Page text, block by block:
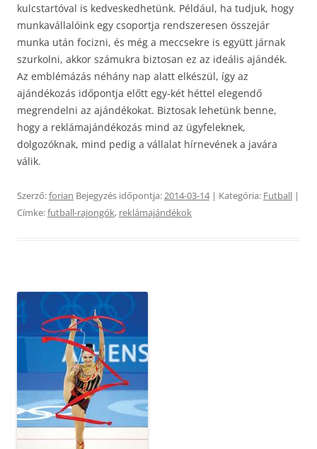
kulcstartóval is kedveskedhetünk. Például, ha tudjuk, hogy
munkavállalóink egy csoportja rendszeresen összejár
munka után focizni, és még a meccsekre is együtt járnak
szurkolni, akkor számukra biztosan ez az ideális ajándék.
Az emblémázás néhány nap alatt elkészül, így az
ajándékozás időpontja előtt egy-két héttel elegendő
megrendelni az ajándékokat. Biztosak lehetünk benne,
hogy a reklámajándékozás mind az ügyfeleknek,
dolgozóknak, mind pedig a vállalat hírnevének a javára
válik.
Szerző:forian Bejegyzés időpontja:2014-03-14| Kategória: Futball |
Címke:futball-rajongók, reklámajándékok